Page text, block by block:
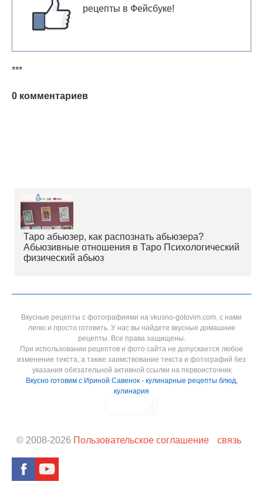
рецепты в Фейсбуке!
***
0 комментариев
Таро абьюзер, как распознать абьюзера?
Абьюзивные отношения в Таро Психологический
физический абьюз
Вкусные рецепты с фотографиями на vkusno-gotovim.com, с нами
легко и просто готовить. У нас вы найдете вкусные домашние
рецепты. Все права защищены.
При использовании рецептов и фото сайта не допускается любое
изменение текста, а также заимствование текста и фотографий без
указания обязательной активной ссылки на первоисточник
Вкусно готовим с Ириной Савенок - кулинарные рецепты блюд,
кулинария
© 2008-2026 Пользовательское соглашение связь